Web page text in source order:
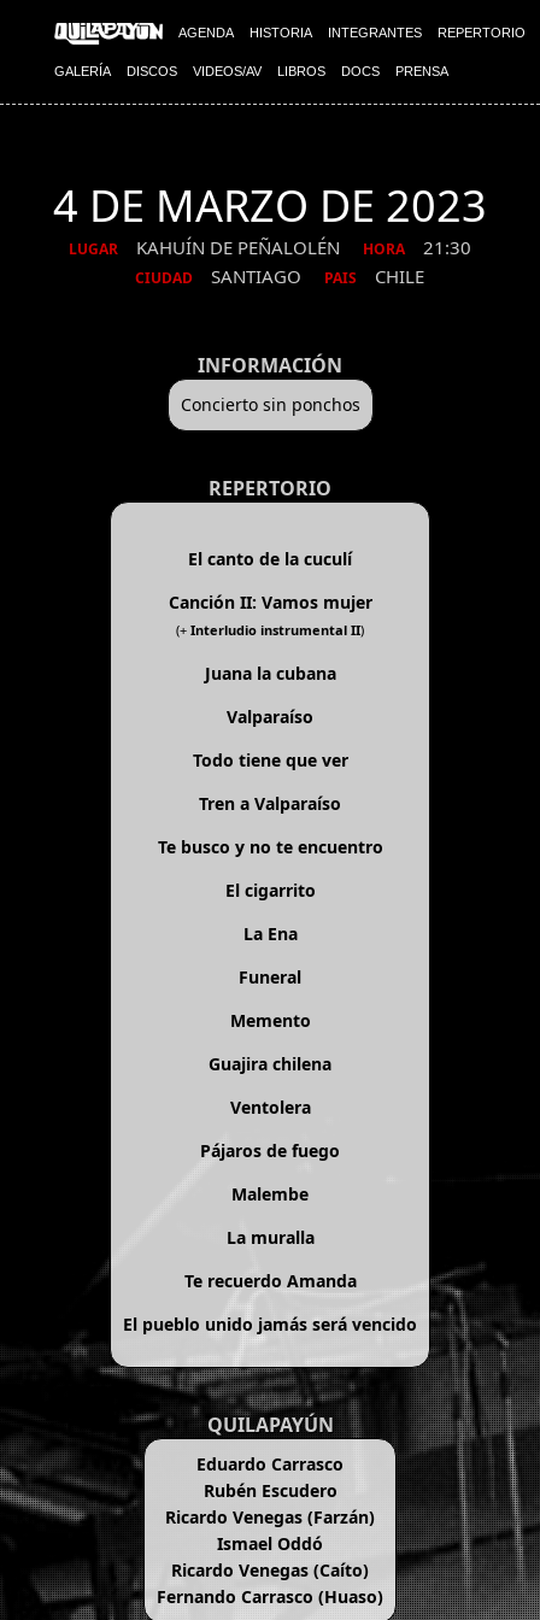
AGENDA HISTORIA INTEGRANTES REPERTORIO
GALERÍA DISCOS VIDEOS/AV LIBROS DOCS PRENSA
4 DE MARZO DE 2023
LUGAR KAHUÍN DE PEÑALOLÉN HORA 21:30
CIUDAD SANTIAGO PAIS CHILE
INFORMACIÓN
Concierto sin ponchos
REPERTORIO
El canto de la cuculí
Canción II: Vamos mujer
(+ Interludio instrumental II)
Juana la cubana
Valparaíso
Todo tiene que ver
Tren a Valparaíso
Te busco y no te encuentro
El cigarrito
La Ena
Funeral
Memento
Guajira chilena
Ventolera
Pájaros de fuego
Malembe
La muralla
Te recuerdo Amanda
El pueblo unido jamás será vencido
QUILAPAYÚN
Eduardo Carrasco
Rubén Escudero
Ricardo Venegas (Farzán)
Ismael Oddó
Ricardo Venegas (Caíto)
Fernando Carrasco (Huaso)